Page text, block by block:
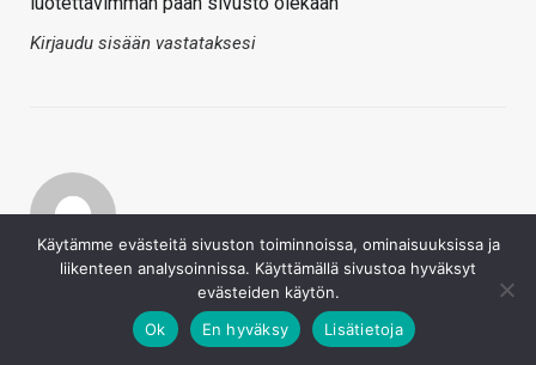
Kirjaudu sisään vastataksesi
Mango
Kortteja ei ole vielä edes julkaistu, niin ei varmaan
Käytämme evästeitä sivuston toiminnoissa, ominaisuuksissa ja
liikenteen analysoinnissa. Käyttämällä sivustoa hyväksyt
evästeiden käytön.
Ok
En hyväksy Lisätietoja